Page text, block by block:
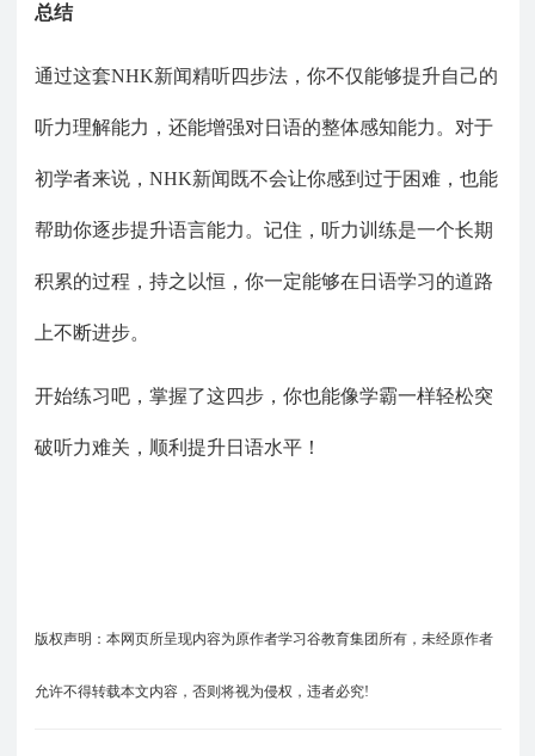
总结
通过这套NHK新闻精听四步法，你不仅能够提升自己的
听力理解能力，还能增强对日语的整体感知能力。对于
初学者来说，NHK新闻既不会让你感到过于困难，也能
帮助你逐步提升语言能力。记住，听力训练是一个长期
积累的过程，持之以恒，你一定能够在日语学习的道路
上不断进步。
开始练习吧，掌握了这四步，你也能像学霸一样轻松突
破听力难关，顺利提升日语水平！
版权声明：本网页所呈现内容为原作者学习谷教育集团所有，未经原作者
允许不得转载本文内容，否则将视为侵权，违者必究!